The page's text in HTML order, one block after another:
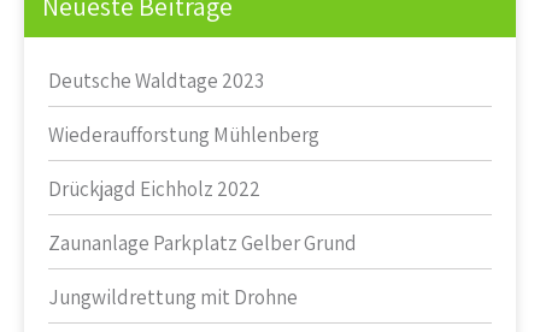
Deutsche Waldtage 2023
Wiederaufforstung Mühlenberg
Drückjagd Eichholz 2022
Zaunanlage Parkplatz Gelber Grund
Jungwildrettung mit Drohne